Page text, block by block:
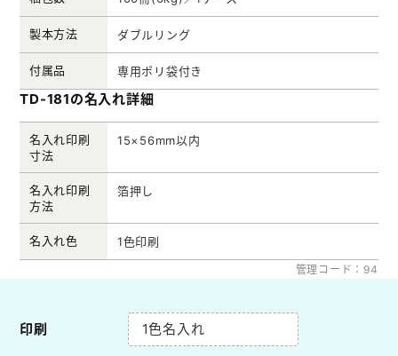
製本方法 ダブルリング
付属品 専用ポリ袋付き
TD-181の名入れ詳細
名入れ印刷
寸法
15×56mm以内
名入れ印刷
方法
箔押し
名入れ色 1色印刷
管理コード：94
印刷 1色名入れ